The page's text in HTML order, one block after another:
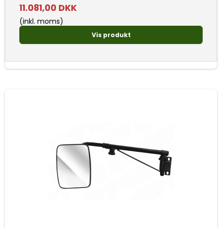
11.081,00 DKK
(inkl. moms)
Vis produkt